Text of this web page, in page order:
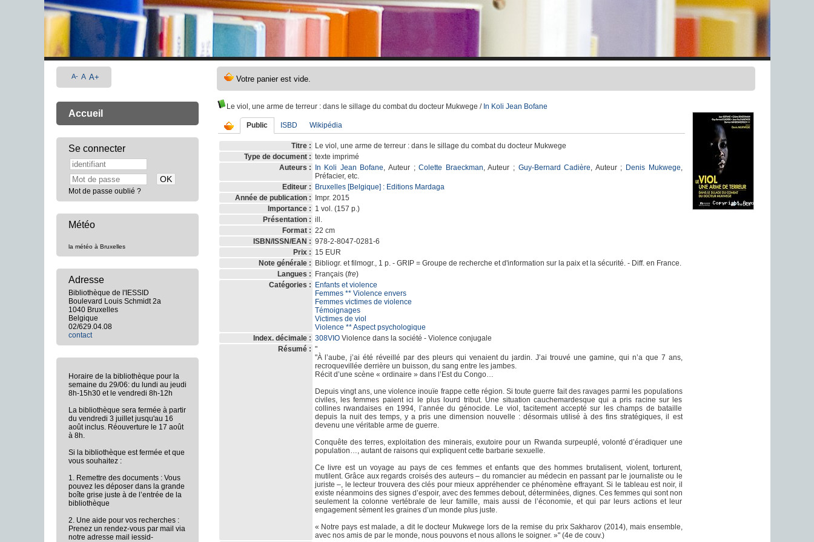
Le viol, une arme de terreur: dans le sillage du combat du docteur Mukwege / In Koli Jean Bofane
Public ISBD Wikipédia
Titre :
Le viol, une arme de terreur : dans le sillage du combat du docteur Mukwege
Type de document : texte imprimé
Auteurs :
In Koli Jean Bofane, Auteur ;Colette Braeckman, Auteur ; Guy-Bernard Cadière, Auteur ; Denis Mukwege,
Préfacier, etc.
Editeur :
Bruxelles [Belgique] : Editions Mardaga
Année de publication :
Impr. 2015
Importance : 1 vol. (157 p.)
Présentation : ill.
Format : 22 cm
ISBN/ISSN/EAN : 978-2-8047-0281-6
Prix : 15 EUR
Note générale :
Bibliogr. et filmogr., 1 p. - GRIP = Groupe de recherche et d'information sur la paix et la sécurité. - Diff. en France.
Langues :
Français (fre)
Catégories :
Enfants et violence
Femmes ** Violence envers
Femmes victimes de violence
Témoignages
Victimes de viol
Violence ** Aspect psychologique
Index. décimale : 308VIO Violence dans la société - Violence conjugale
Résumé : "
"À l’aube, j’ai été réveillé par des pleurs qui venaient du jardin. J’ai trouvé une gamine, qui n’a que 7 ans,
recroquevillée derrière un buisson, du sang entre les jambes.
Récit d’une scène « ordinaire » dans l’Est du Congo…
Depuis vingt ans, une violence inouïe frappe cette région. Si toute guerre fait des ravages parmi les populations
civiles, les femmes paient ici le plus lourd tribut. Une situation cauchemardesque qui a pris racine sur les
collines rwandaises en 1994, l’année du génocide. Le viol, tacitement accepté sur les champs de bataille
depuis la nuit des temps, y a pris une dimension nouvelle : désormais utilisé à des fins stratégiques, il est
devenu une véritable arme de guerre.
Conquête des terres, exploitation des minerais, exutoire pour un Rwanda surpeuplé, volonté d’éradiquer une
population…, autant de raisons qui expliquent cette barbarie sexuelle.
Ce livre est un voyage au pays de ces femmes et enfants que des hommes brutalisent, violent, torturent,
mutilent. Grâce aux regards croisés des auteurs – du romancier au médecin en passant par le journaliste ou le
juriste –, le lecteur trouvera des clés pour mieux appréhender ce phénomène effrayant. Si le tableau est noir, il
existe néanmoins des signes d’espoir, avec des femmes debout, déterminées, dignes. Ces femmes qui sont non
seulement la colonne vertébrale de leur famille, mais aussi de l’économie, et qui par leurs actions et leur
engagement sèment les graines d’un monde plus juste.
« Notre pays est malade, a dit le docteur Mukwege lors de la remise du prix Sakharov (2014), mais ensemble,
avec nos amis de par le monde, nous pouvons et nous allons le soigner. »" (4e de couv.)
A- A A+
Accueil
Se connecter
Mot de passe oublié ?
Météo
la météo à Bruxelles
Adresse
Bibliothèque de l'IESSID
Boulevard Louis Schmidt 2a
1040 Bruxelles
Belgique
02/629.04.08
contact
Horaire de la bibliothèque pour la
semaine du 29/06: du lundi au jeudi
8h-15h30 et le vendredi 8h-12h
La bibliothèque sera fermée à partir
du vendredi 3 juillet jusqu'au 16
août inclus. Réouverture le 17 août
à 8h.
Si la bibliothèque est fermée et que
vous souhaitez :
1. Remettre des documents : Vous
pouvez les déposer dans la grande
boîte grise juste à de l’entrée de la
bibliothèque
2. Une aide pour vos recherches :
Prenez un rendez-vous par mail via
notre adresse mail iessid-